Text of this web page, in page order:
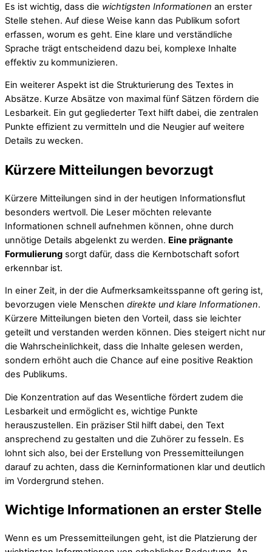
Es ist wichtig, dass die wichtigsten Informationen an erster
Stelle stehen. Auf diese Weise kann das Publikum sofort
erfassen, worum es geht. Eine klare und verständliche
Sprache trägt entscheidend dazu bei, komplexe Inhalte
effektiv zu kommunizieren.
Ein weiterer Aspekt ist die Strukturierung des Textes in
Absätze. Kurze Absätze von maximal fünf Sätzen fördern die
Lesbarkeit. Ein gut gegliederter Text hilft dabei, die zentralen
Punkte effizient zu vermitteln und die Neugier auf weitere
Details zu wecken.
Kürzere Mitteilungen bevorzugt
Kürzere Mitteilungen sind in der heutigen Informationsflut
besonders wertvoll. Die Leser möchten relevante
Informationen schnell aufnehmen können, ohne durch
unnötige Details abgelenkt zu werden. Eine prägnante
Formulierung sorgt dafür, dass die Kernbotschaft sofort
erkennbar ist.
In einer Zeit, in der die Aufmerksamkeitsspanne oft gering ist,
bevorzugen viele Menschen direkte und klare Informationen.
Kürzere Mitteilungen bieten den Vorteil, dass sie leichter
geteilt und verstanden werden können. Dies steigert nicht nur
die Wahrscheinlichkeit, dass die Inhalte gelesen werden,
sondern erhöht auch die Chance auf eine positive Reaktion
des Publikums.
Die Konzentration auf das Wesentliche fördert zudem die
Lesbarkeit und ermöglicht es, wichtige Punkte
herauszustellen. Ein präziser Stil hilft dabei, den Text
ansprechend zu gestalten und die Zuhörer zu fesseln. Es
lohnt sich also, bei der Erstellung von Pressemitteilungen
darauf zu achten, dass die Kerninformationen klar und deutlich
im Vordergrund stehen.
Wichtige Informationen an erster Stelle
Wenn es um Pressemitteilungen geht, ist die Platzierung der